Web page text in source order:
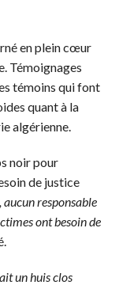
en plein cœur
Témoignages
témoins qui font
quant à la
algérienne.
noir pour
de justice
aucun responsable
ont besoin de
un huis clos